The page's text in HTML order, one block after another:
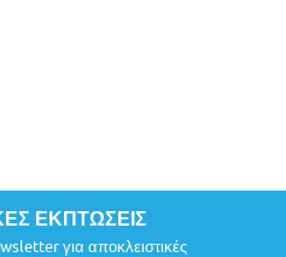
ΕΚΠΤΏΣΕΙΣ
για αποκλειστικές